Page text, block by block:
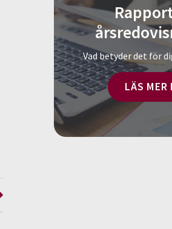
Vad betyder det för
LÄS MER